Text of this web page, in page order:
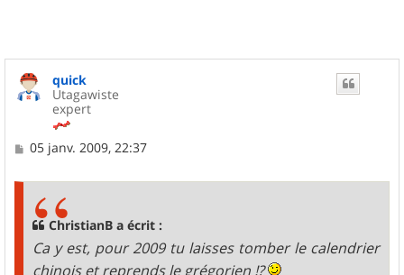
quick
Utagawiste
expert
M
05 janv. 2009, 22:37
ChristianB a écrit :
Ca y est, pour 2009 tu laisses tomber le calendrier
chinois et reprends le grégorien !?